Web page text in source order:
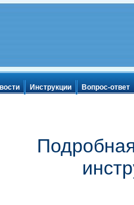
Инструкции Вопрос-ответ